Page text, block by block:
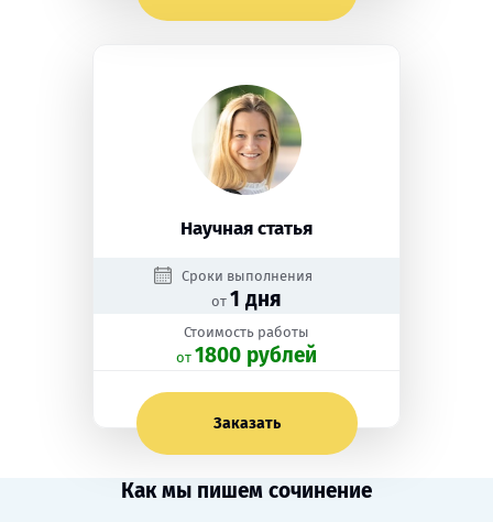
Научная статья
Сроки выполнения
от 1 дня
Стоимость работы
oт 1800 рублей
Заказать
Как мы пишем сочинение